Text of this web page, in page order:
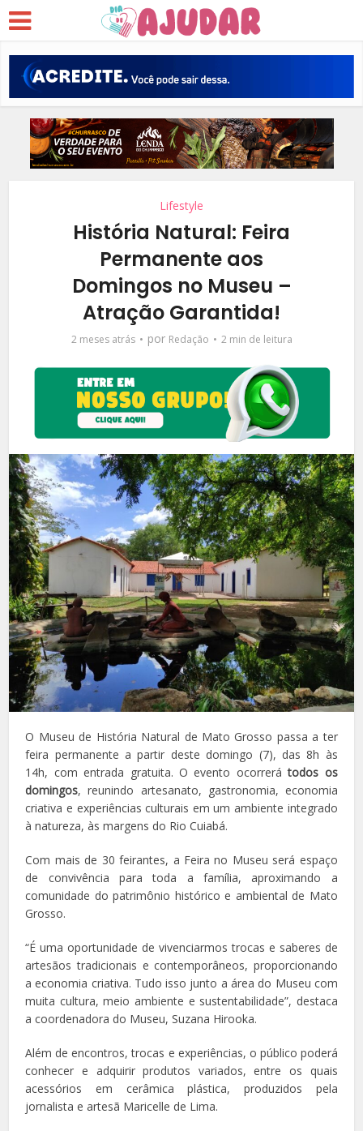
Lifestyle
História Natural: Feira
Permanente aos
Domingos no Museu –
Atração Garantida!
2 meses atrás por Redação 2 min de leitura
O Museu de História Natural de Mato Grosso passa a ter
feira permanente a partir deste domingo (7), das 8h às
14h, com entrada gratuita. O evento ocorrerátodos os
domingos, reunindo artesanato, gastronomia, economia
criativa e experiências culturais em um ambiente integrado
à natureza, às margens do Rio Cuiabá.
Com mais de 30 feirantes, a Feira no Museu será espaço
de convivência para toda a família, aproximando a
comunidade do patrimônio histórico e ambiental de Mato
Grosso.
“É uma oportunidade de vivenciarmos trocas e saberes de
artesãos tradicionais e contemporâneos, proporcionando
a economia criativa. Tudo isso junto a área do Museu com
muita cultura, meio ambiente e sustentabilidade”, destaca
a coordenadora do Museu, Suzana Hirooka.
Além de encontros, trocas e experiências, o público poderá
conhecer e adquirir produtos variados, entre os quais
acessórios em cerâmica plástica, produzidos pela
jornalista e artesã Maricelle de Lima.